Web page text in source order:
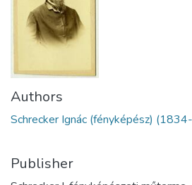
Authors
Schrecker Ignác (fényképész)
Publisher